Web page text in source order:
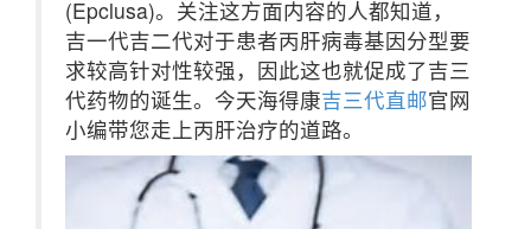
(Epclusa)。关注这方面内容的人都知道，
吉一代吉二代对于患者丙肝病毒基因分型要
求较高针对性较强，因此这也就促成了吉三
代药物的诞生。今天海得康吉三代直邮官网
小编带您走上丙肝治疗的道路。